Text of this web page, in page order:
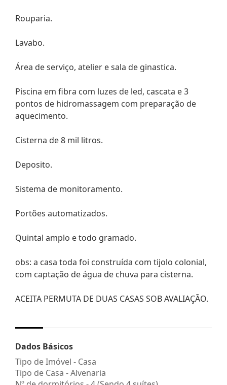
Rouparia.
Lavabo.
Área de serviço, atelier e sala de ginastica.
Piscina em fibra com luzes de led, cascata e 3
pontos de hidromassagem com preparação de
aquecimento.
Cisterna de 8 mil litros.
Deposito.
Sistema de monitoramento.
Portões automatizados.
Quintal amplo e todo gramado.
obs: a casa toda foi construída com tijolo colonial,
com captação de água de chuva para cisterna.
ACEITA PERMUTA DE DUAS CASAS SOB AVALIAÇÃO.
Dados Básicos
Tipo de Imóvel - Casa
Tipo de Casa - Alvenaria